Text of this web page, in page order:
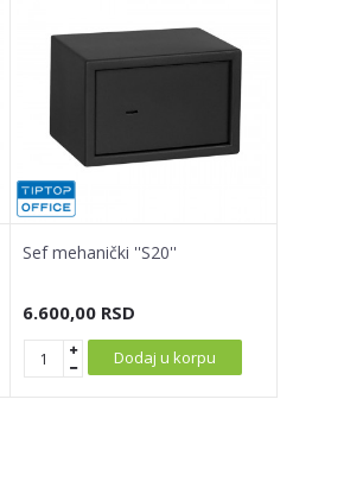
Sef mehanički ''S20''
6.600,00 RSD
Dodaj u korpu